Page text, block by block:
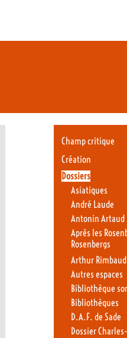
Champ critique
Création
Dossiers
Asiatiques
André Laude
Antonin Artaud
Après les
Rosenbergs
Arthur Rimbaud
Autres espaces
Bibliothèque
Bibliothèques
D.A.F. de Sade
Dossier